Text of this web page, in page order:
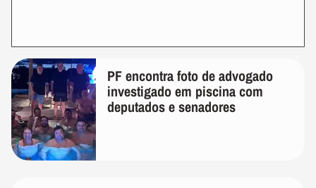
PF encontra foto de advogado
investigado em piscina com
deputados e senadores